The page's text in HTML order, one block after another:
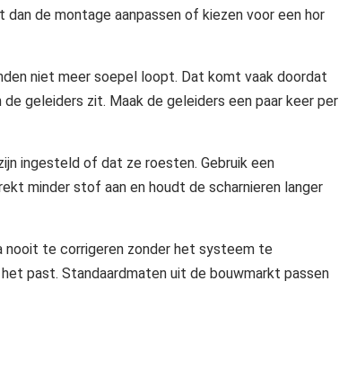
de montage aanpassen of kiezen voor een hor
niet meer soepel loopt. Dat komt vaak doordat
geleiders zit. Maak de geleiders een paar keer per
ingesteld of dat ze roesten. Gebruik een
minder stof aan en houdt de scharnieren langer
te corrigeren zonder het systeem te
past. Standaardmaten uit de bouwmarkt passen